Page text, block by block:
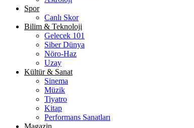
Spor
Canlı Skor
Bilim & Teknoloji
Gelecek 101
Siber Dünya
Nöro-Haz
Uzay
Kültür & Sanat
Sinema
Müzik
Tiyatro
Kitap
Performans Sanatları